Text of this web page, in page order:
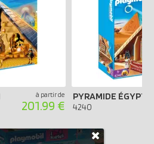
à partir de
201.99 €
PYRAMIDE
4240